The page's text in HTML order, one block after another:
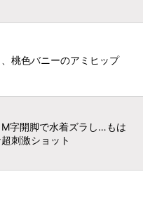
桃色バニーのアミヒップ
字開脚で水着ズラし…もは
刺激ショット